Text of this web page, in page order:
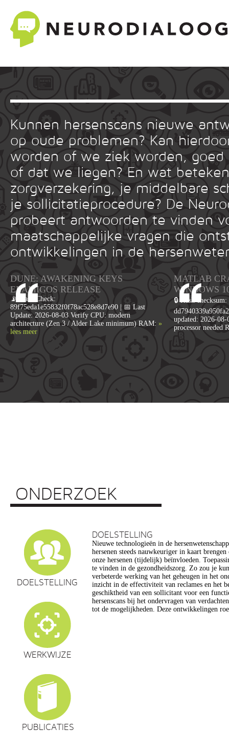
Kunnen hersenscans nieuwe
op oude problemen? Kan
worden of we ziek worden, goed
of dat we liegen? En wat
zorgverzekering, je middelbare
je sollicitatieprocedure? De
probeert antwoorden te vinden
maatschappelijke vragen die
ontwikkelingen in de
DUNE: AWAKENING KEYS
ELAMIGOS RELEASE
📡 Hash Check:
89f75eda1e55832f0f78ac528e8d7e90 | 📅 Last
Update: 2026-08-03 Verify CPU: modern
architecture (Zen 3 / Alder Lake minimum) RAM: »
lees meer
MATLAB
WINDOWS
🔒 Hash checksum:
updated: 2026-
processor
ONDERZOEK
DOELSTELLING
WERKWIJZE
PUBLICATIES
DOELSTELLING
Nieuwe technologieën in de
hersenen steeds nauwkeuriger in kaart
onze hersenen (tijdelijk) beïnvloeden.
te vinden in de gezondheidszorg. Zo zou je
verbeterde werking van het geheugen in het
inzicht in de effectiviteit van reclames en het
geschiktheid van een sollicitant voor een
hersenscans bij het ondervragen van
tot de mogelijkheden. Deze ontwikkelingen
vragen op, onder meer op het gebied van de
privacy, gelijkheid, stigmatisering),
en veranderingen in ons normen en waarden
commerciële toepassing van een aantal van
een extra reden voor zorg. Het doel van dit
maatschappelijk verantwoorde ontwikkeling van
de hersenwetenschappen te realiseren,